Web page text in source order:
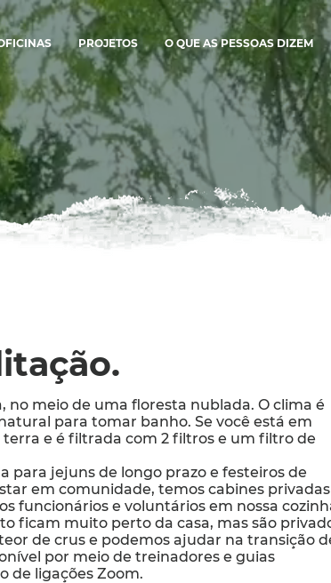
PROJETOS O QUE AS PESSOAS DIZEM
no meio de uma floresta nublada. O clima é
para tomar banho. Se você está em
e é filtrada com 2 filtros e um filtro de
para jejuns de longo prazo e festeiros de
em comunidade, temos cabines privadas
funcionários e voluntários em nossa
ficam muito perto da casa, mas são
de crus e podemos ajudar na transição
por meio de treinadores e guias
de ligações Zoom.